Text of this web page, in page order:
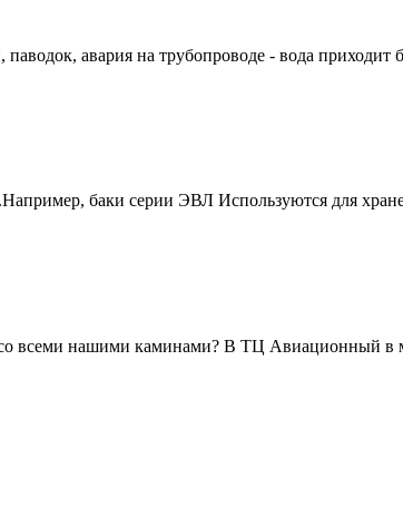
авария на трубопроводе - вода
баки серии ЭВЛ Используются для
всеми нашими каминами? В ТЦ Авиационный в